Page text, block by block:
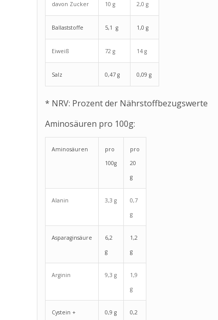
davon Zucker 10 g 2,0 g
Ballaststoffe 5,1 g 1,0 g
Eiweiß 72 g 14 g
Salz 0,47 g 0,09 g
* NRV: Prozent der Nährstoffbezugswerte
Aminosäuren pro 100g:
Aminosäuren
pro
100g
pro
20
g
Alanin 3,3 g
0,7
g
Asparaginsäure
6,2
g
1,2
g
Arginin 9,3 g
1,9
g
Cystein +
0,9 g
0,2